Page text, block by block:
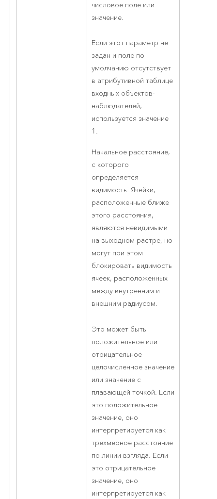
числовое поле или
значение.
Если этот параметр не
задан и поле по
умолчанию отсутствует
в атрибутивной таблице
входных объектов-
наблюдателей,
используется значение
1.
Начальное расстояние,
с которого
определяется
видимость. Ячейки,
расположенные ближе
этого расстояния,
являются невидимыми
на выходном растре, но
могут при этом
блокировать видимость
ячеек, расположенных
между внутренним и
внешним радиусом.
Это может быть
положительное или
отрицательное
целочисленное значение
или значение с
плавающей точкой. Если
это положительное
значение, оно
интерпретируется как
трехмерное расстояние
по линии взгляда. Если
это отрицательное
значение, оно
интерпретируется как